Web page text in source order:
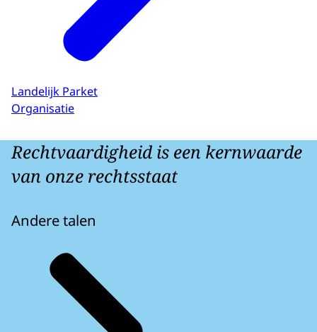
Landelijk Parket
Organisatie
Rechtvaardigheid is een kernwaarde
van onze rechtsstaat
Andere talen